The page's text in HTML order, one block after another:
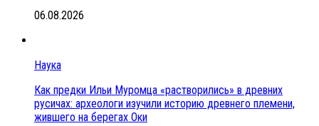
06.08.2026
Наука
Как предки Ильи Муромца «растворились» в древних
русичах: археологи изучили историю древнего племени,
жившего на берегах Оки